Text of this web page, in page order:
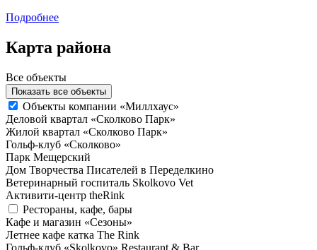
Подробнее
Карта района
Все объекты
Показать все объекты
Объекты компании «Миллхаус»
Деловой квартал «Сколково Парк»
Жилой квартал «Сколково Парк»
Гольф-клуб «Сколково»
Парк Мещерский
Дом Творчества Писателей в Переделкино
Ветеринарный госпиталь Skolkovo Vet
Активити-центр theRink
Рестораны, кафе, бары
Кафе и магазин «Сезоны»
Летнее кафе катка The Rink
Гольф-клуб «Skolkovo» Restaurant & Bar